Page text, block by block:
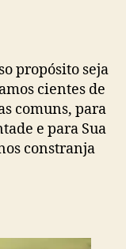
propósito seja
cientes de
comuns, para
e para Sua
constranja